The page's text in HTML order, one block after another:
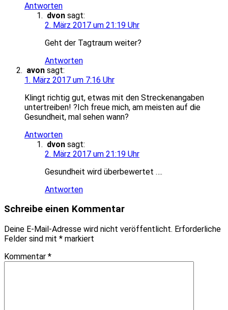
Antworten
dvon sagt:
2. März 2017 um 21:19 Uhr
Geht der Tagtraum weiter?
Antworten
avon sagt:
1. März 2017 um 7:16 Uhr
Klingt richtig gut, etwas mit den Streckenangaben
untertreiben! ?Ich freue mich, am meisten auf die
Gesundheit, mal sehen wann?
Antworten
dvon sagt:
2. März 2017 um 21:19 Uhr
Gesundheit wird überbewertet ….
Antworten
Schreibe einen Kommentar
Deine E-Mail-Adresse wird nicht veröffentlicht. Erforderliche
Felder sind mit * markiert
Kommentar *